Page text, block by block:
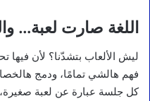
اللغة صارت لعبة…
فهم هالشي تمامًا، ودمج
كل جلسة عبارة عن لعبة